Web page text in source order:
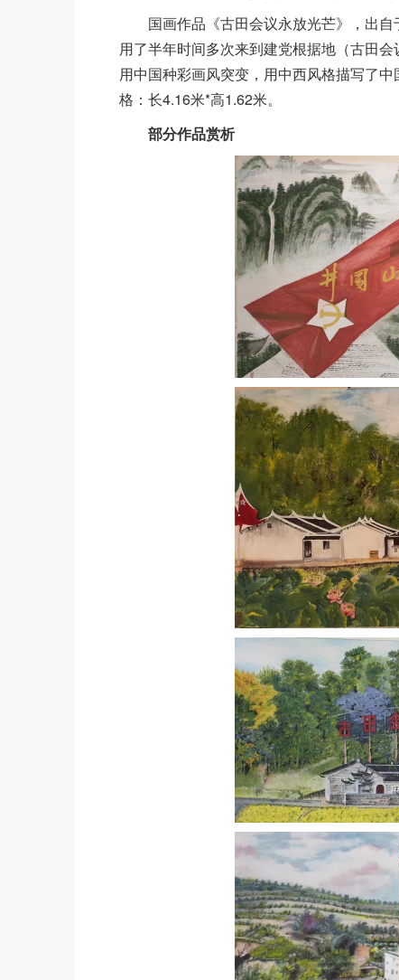
国画作品《古田会议永放光芒》，出
用了半年时间多次来到建党根据地（古田
用中国种彩画风突变，用中西风格描写了
格：长4.16米*高1.62米。
部分作品赏析